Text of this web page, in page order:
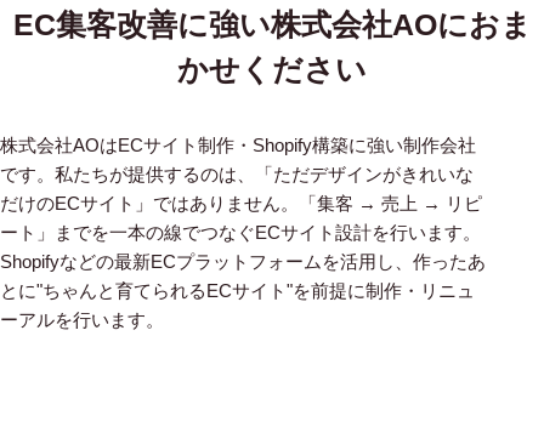
EC集客改善に強い株式会社AOにおま
かせください
株式会社AOはECサイト制作・Shopify構築に強い制作会社
です。私たちが提供するのは、「ただデザインがきれいな
だけのECサイト」ではありません。「集客 → 売上 → リピ
ート」までを一本の線でつなぐECサイト設計を行います。
Shopifyなどの最新ECプラットフォームを活用し、作ったあ
とに"ちゃんと育てられるECサイト"を前提に制作・リニュ
ーアルを行います。